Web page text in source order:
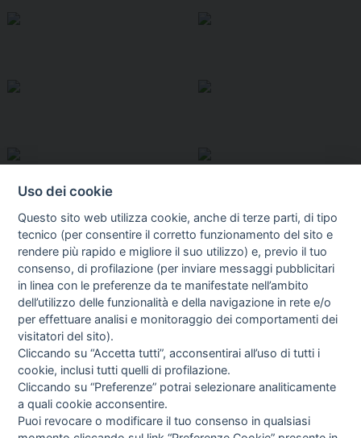
I libri Vedi tutti
Uso dei cookie
Questo sito web utilizza cookie, anche di terze parti, di tipo
tecnico (per consentire il corretto funzionamento del sito e
rendere più rapido e migliore il suo utilizzo) e, previo il tuo
consenso, di profilazione (per inviare messaggi pubblicitari
in linea con le preferenze da te manifestate nell’ambito
dell’utilizzo delle funzionalità e della navigazione in rete e/o
per effettuare analisi e monitoraggio dei comportamenti dei
visitatori del sito).
Cliccando su “Accetta tutti”, acconsentirai all’uso di tutti i
cookie, inclusi tutti quelli di profilazione.
Cliccando su “Preferenze” potrai selezionare analiticamente
a quali cookie acconsentire.
Puoi revocare o modificare il tuo consenso in qualsiasi